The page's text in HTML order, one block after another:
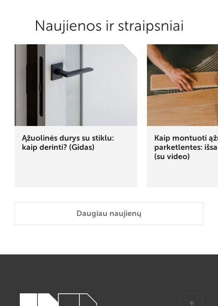
Naujienos ir straipsniai
Ąžuolinės durys su stiklu:
kaip derinti? (Gidas)
Kaip montuoti
parketlentes:
(su video)
Daugiau naujienų